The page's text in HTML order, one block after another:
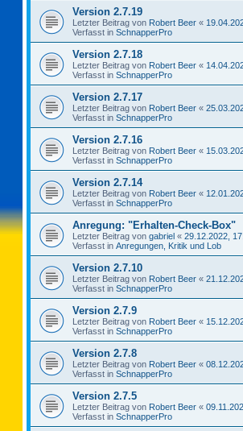
Version 2.7.19
Letzter Beitrag von Robert Beer «
Verfasst in SchnapperPro
Version 2.7.18
Letzter Beitrag von Robert Beer «
Verfasst in SchnapperPro
Version 2.7.17
Letzter Beitrag von Robert Beer «
Verfasst in SchnapperPro
Version 2.7.16
Letzter Beitrag von Robert Beer «
Verfasst in SchnapperPro
Version 2.7.14
Letzter Beitrag von Robert Beer «
Verfasst in SchnapperPro
Anregung: "Erhalten-Check-Box"
Letzter Beitrag von gabriel « 29.12.2022,
Verfasst in Anregungen, Kritik und Lob
Version 2.7.10
Letzter Beitrag von Robert Beer «
Verfasst in SchnapperPro
Version 2.7.9
Letzter Beitrag von Robert Beer «
Verfasst in SchnapperPro
Version 2.7.8
Letzter Beitrag von Robert Beer «
Verfasst in SchnapperPro
Version 2.7.5
Letzter Beitrag von Robert Beer «
Verfasst in SchnapperPro